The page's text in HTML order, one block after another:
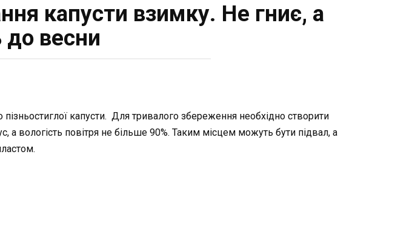
капусти взимку. Не гниє, а
весни
капусти. Для тривалого збереження необхідно створити
а вологість повітря не більше 90%. Таким місцем можуть бути підвал, а